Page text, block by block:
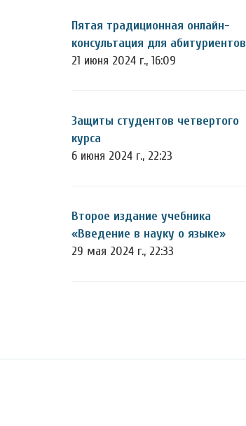
Пятая традиционная онлайн-
консультация для абитуриентов
21 июня 2024 г., 16:09
Защиты студентов четвертого
курса
6 июня 2024 г., 22:23
Второе издание учебника
«Введение в науку о языке»
29 мая 2024 г., 22:33